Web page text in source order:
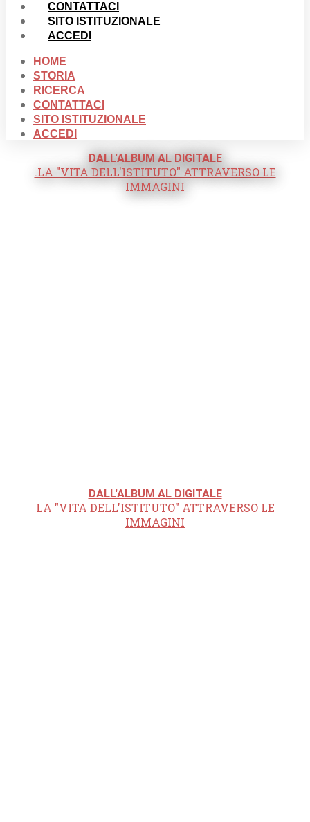
CONTATTACI
SITO ISTITUZIONALE
ACCEDI
HOME
STORIA
RICERCA
CONTATTACI
SITO ISTITUZIONALE
ACCEDI
DALL'ALBUM AL DIGITALE
.LA "VITA DELL'ISTITUTO" ATTRAVERSO LE
IMMAGINI
DALL'ALBUM AL DIGITALE
LA "VITA DELL'ISTITUTO" ATTRAVERSO LE
IMMAGINI